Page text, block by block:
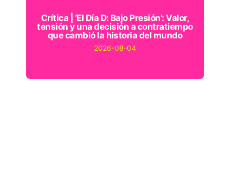
Crítica | ‘El Día D: Bajo Presión’: Valor,
tensión y una decisión a contratiempo
que cambió la historia del mundo
2026-08-04